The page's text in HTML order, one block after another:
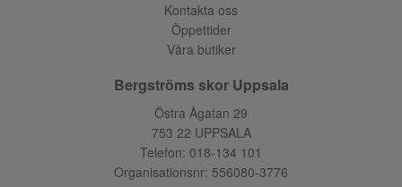
Kontakta oss
Öppettider
Våra butiker
Bergströms skor Uppsala
Östra Ågatan 29
753 22 UPPSALA
Telefon: 018-134 101
Organisationsnr: 556080-3776